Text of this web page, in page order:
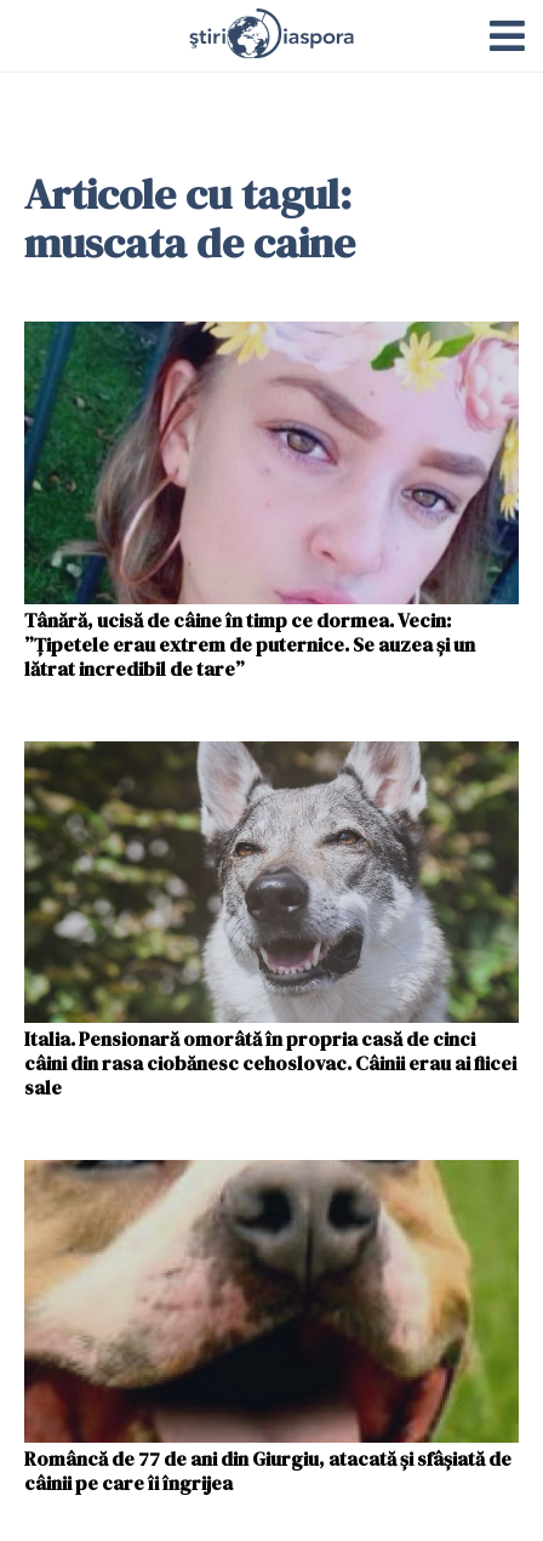
Articole cu tagul:
muscata de caine
Tânără, ucisă de câine în timp ce dormea. Vecin:
”Țipetele erau extrem de puternice. Se auzea și un
lătrat incredibil de tare”
Italia. Pensionară omorâtă în propria casă de cinci
câini din rasa ciobănesc cehoslovac. Câinii erau ai fiicei
sale
Româncă de 77 de ani din Giurgiu, atacată şi sfâşiată de
câinii pe care îi îngrijea